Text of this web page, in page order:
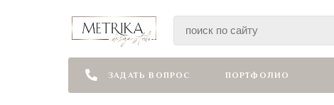
ЗАДАТЬ ВОПРОС ПОРТФОЛИО